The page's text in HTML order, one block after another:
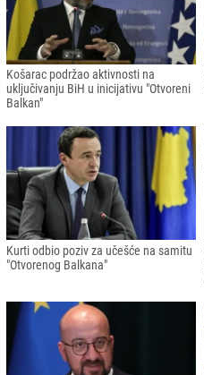
Košarac podržao aktivnosti na
uključivanju BiH u inicijativu "Otvoreni
Balkan"
Kurti odbio poziv za učešće na samitu
"Otvorenog Balkana"